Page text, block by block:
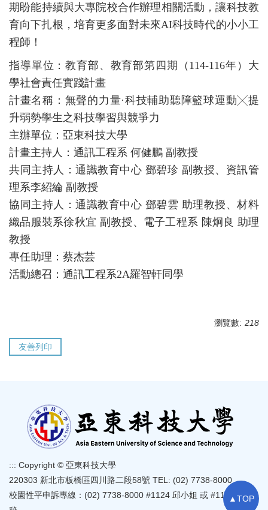
期盼能持續與大專院校合作辦理相關活動，讓科技教
育向下扎根，培育更多面對未來AI科技時代的小小工
程師！
指導單位：教育部、教育部第四期（114-116年）大
學社會責任實踐計畫
計畫名稱：無聲的力量·科技輔助聽障籃球運動╳提
升弱勢學生之科技學習與競爭力
主辦單位：亞東科技大學
計畫主持人：通訊工程系 何健鵬 副教授
共同主持人：通識教育中心 鄧碧珍 副教授、資訊管
理系李紹綸 副教授
協同主持人：通識教育中心 鄧碧雲 助理教授、材料
織品服裝系徐秋宜 副教授、電子工程系 陳炯良 助理
教授
專任助理：蔡杰芸
活動總召：通訊工程系2A羅智軒同學
瀏覽數: 218
友善列印
▲TOP
::: Copyright © 亞東科技大學
220303 新北市板橋區四川路二段58號 TEL: (02) 7738-8000
校園性平申訴專線：(02) 7738-8000 #1124 邱小姐 或 #1126 郭主